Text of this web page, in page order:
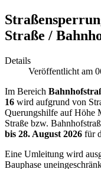
Straße /
Details
Veröffentlicht am
Im Bereich
16 wird aufgrund von
Querungshilfe auf Höhe
Straße bzw.
bis 28. August 2026 für
Eine Umleitung wird
Bauphase